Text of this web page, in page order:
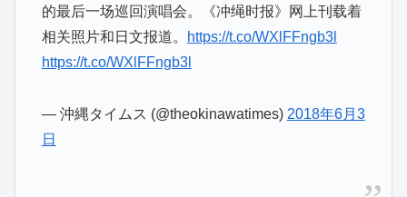
的最后一场巡回演唱会。《冲绳时报》网上刊载着
相关照片和日文报道。
https://t.co/WXlFFngb3l
https://t.co/WXlFFngb3l
— 沖縄タイムス (@theokinawatimes) 2018年6月3
日